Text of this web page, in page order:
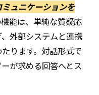
ュニケーションを
能は、単純な質疑応
外部システムと連携
ります。対話形式で
が求める回答へとス